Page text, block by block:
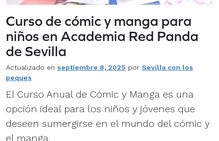
Curso de cómic y manga para
niños en Academia Red Panda
de Sevilla
Actualizado en septiembre 8, 2025 por Sevilla con los
peques
El Curso Anual de Cómic y Manga es una
opción ideal para los niños y jóvenes que
deseen sumergirse en el mundo del cómic y
el manga.